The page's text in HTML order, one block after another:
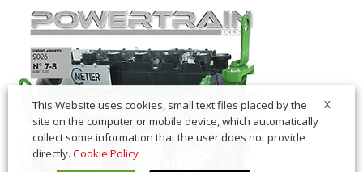
X
This Website uses cookies, small text files placed by the
site on the computer or mobile device, which automatically
collect some information that the user does not provide
directly. Cookie Policy